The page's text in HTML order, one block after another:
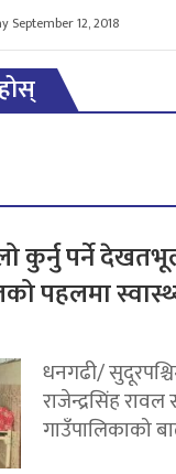
September 12, 2018
कुर्नु पर्ने
पहलमा
धनगढी/
राजेन्द्रसिंह
गाउँपालिकाको